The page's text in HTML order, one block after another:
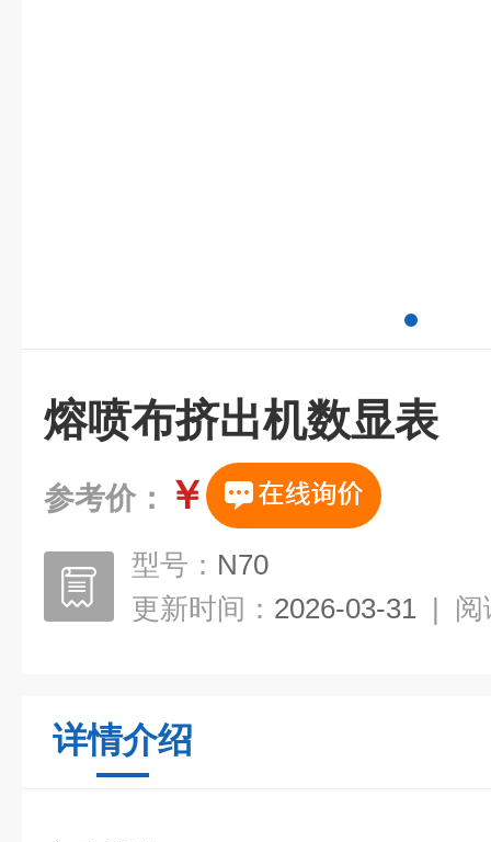
熔喷布挤出机数显表
参考价： ￥
型号： N70
更新时间： 2026-03-31 | 阅
详情介绍